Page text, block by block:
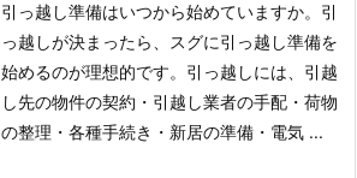
引っ越し準備はいつから始めていますか。 引
っ越しが決まったら、スグに引っ越し準備を
始めるのが理想的です。 引っ越しには、引越
し先の物件の契約・引越し業者の手配・荷物
の整理・各種手続き・ 新居の準備・電気 ...